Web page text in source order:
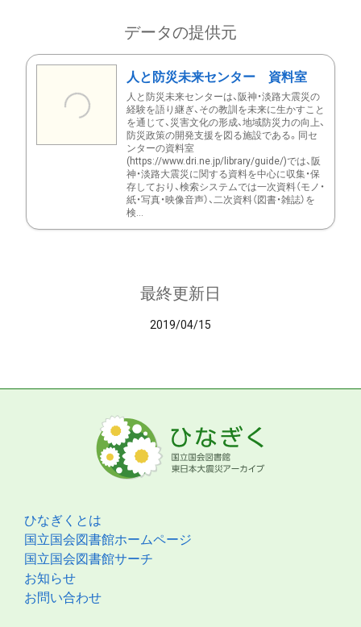
データの提供元
人と防災未来センター 資料室
人と防災未来センターは、阪神・淡路大震災の
経験を語り継ぎ、その教訓を未来に生かすこと
を通じて、災害文化の形成、地域防災力の向上、
防災政策の開発支援を図る施設である。同セ
ンターの資料室
(https://www.dri.ne.jp/library/guide/)では、阪
神・淡路大震災に関する資料を中心に収集・保
存しており、検索システムでは一次資料（モノ・
紙・写真・映像音声）、二次資料（図書・雑誌）を
検...
最終更新日
2019/04/15
ひなぎくとは
国立国会図書館ホームページ
国立国会図書館サーチ
お知らせ
お問い合わせ